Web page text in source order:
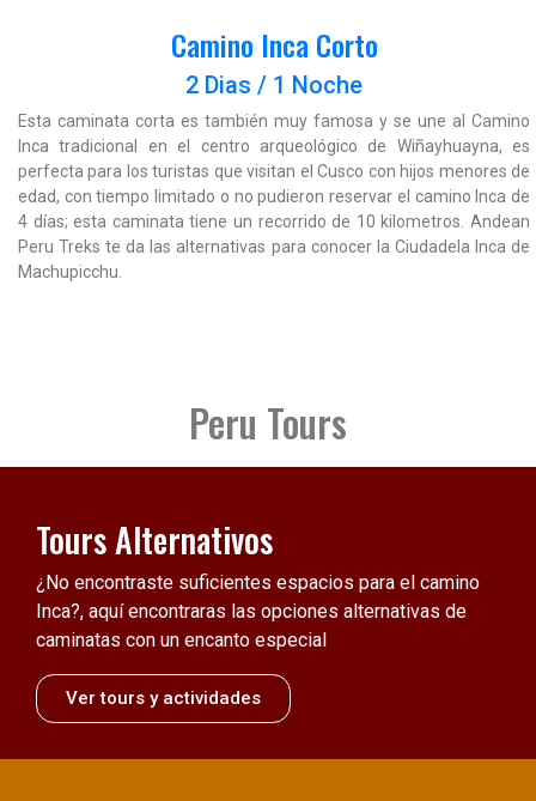
Camino Inca Corto
2 Dias / 1 Noche
Esta caminata corta es también muy famosa y se une al Camino
Inca tradicional en el centro arqueológico de Wiñayhuayna, es
perfecta para los turistas que visitan el Cusco con hijos menores de
edad, con tiempo limitado o no pudieron reservar el camino Inca de
4 días; esta caminata tiene un recorrido de 10 kilometros. Andean
Peru Treks te da las alternativas para conocer la Ciudadela Inca de
Machupicchu.
Peru Tours
Tours Alternativos
¿No encontraste suficientes espacios para el camino
Inca?, aquí encontraras las opciones alternativas de
caminatas con un encanto especial
Ver tours y actividades